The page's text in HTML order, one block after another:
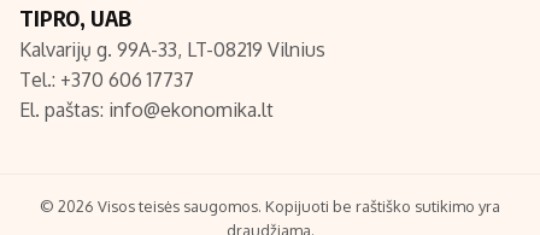
Redakcija
Turinio žymėjimo taisyklės
TIPRO, UAB
Kalvarijų g. 99A-33, LT-08219 Vilnius
Tel.: +370 606 17737
El. paštas: info@ekonomika.lt
© 2026 Visos teisės saugomos. Kopijuoti be raštiško sutikimo yra
draudžiama.